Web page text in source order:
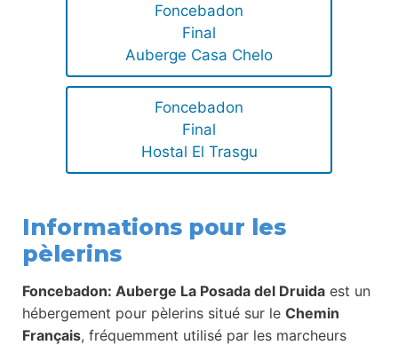
Foncebadon
Final
Auberge Casa Chelo
Foncebadon
Final
Hostal El Trasgu
Informations pour les
pèlerins
Foncebadon: Auberge La Posada del Druida est un
hébergement pour pèlerins situé sur le Chemin
Français, fréquemment utilisé par les marcheurs